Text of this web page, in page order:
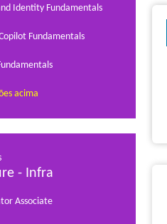
Identity Fundamentals
Fundamentals
acima
- Infra
Associate